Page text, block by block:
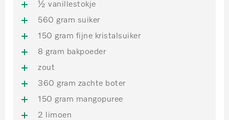
½ vanillestokje
560 gram suiker
150 gram fijne kristalsuiker
8 gram bakpoeder
zout
360 gram zachte boter
150 gram mangopuree
2 limoen